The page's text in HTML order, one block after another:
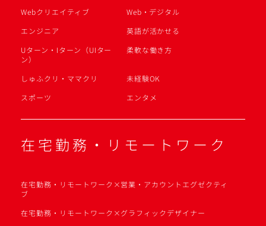
Webクリエイティブ
Web・デジタル
エンジニア
英語が活かせる
Uターン・Iターン（UIター
ン）
柔軟な働き方
しゅふクリ・ママクリ
未経験OK
スポーツ
エンタメ
在宅勤務・リモートワーク
在宅勤務・リモートワーク×営業・アカウントエグゼクティ
ブ
在宅勤務・リモートワーク×グラフィックデザイナー